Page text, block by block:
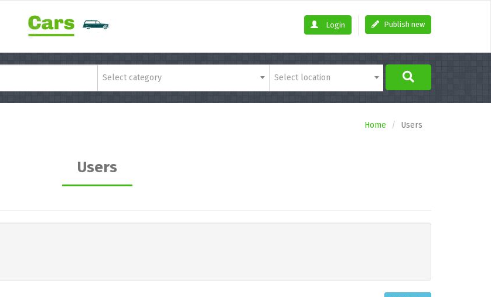
Publish new
Login
Select category Select location
Home Users
Users